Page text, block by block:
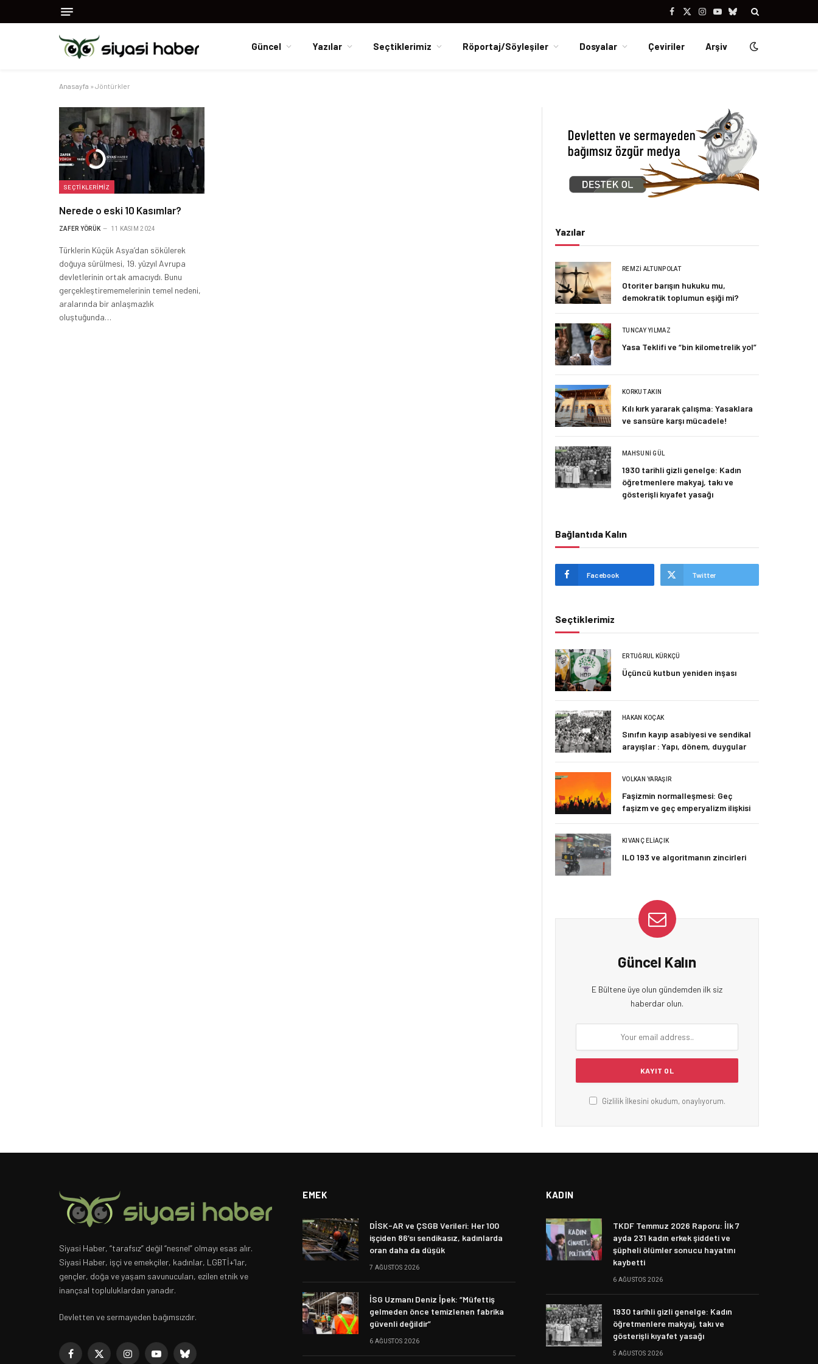
Facebook
X
Instagram
YouTubeBluesky
Güncel Yazılar Seçtiklerimiz Röportaj/Söyleşiler Dosyalar Çeviriler Arşiv
Anasayfa » Jöntürkler
SEÇTIKLERIMIZ
Nerede o eski 10 Kasımlar?
ZAFER YÖRÜK 11 KASIM 2024
Türklerin Küçük Asya’dan sökülerek
doğuya sürülmesi, 19. yüzyıl Avrupa
devletlerinin ortak amacıydı. Bunu
gerçekleştirememelerinin temel nedeni,
aralarında bir anlaşmazlık
oluştuğunda…
Yazılar
REMZI ALTUNPOLAT
Otoriter barışın hukuku mu,
demokratik toplumun eşiği mi?
TUNCAY YILMAZ
Yasa Teklifi ve “bin kilometrelik yol”
KORKUT AKIN
Kılı kırk yararak çalışma: Yasaklara
ve sansüre karşı mücadele!
MAHSUNI GÜL
1930 tarihli gizli genelge: Kadın
öğretmenlere makyaj, takı ve
gösterişli kıyafet yasağı
Bağlantıda Kalın
Facebook Twitter
Seçtiklerimiz
ERTUĞRUL KÜRKÇÜ
Üçüncü kutbun yeniden inşası
HAKAN KOÇAK
Sınıfın kayıp asabiyesi ve sendikal
arayışlar : Yapı, dönem, duygular
VOLKAN YARAŞIR
Faşizmin normalleşmesi: Geç
faşizm ve geç emperyalizm ilişkisi
KIVANÇ ELIAÇIK
ILO 193 ve algoritmanın zincirleri
Güncel Kalın
E Bültene üye olun gündemden ilk siz
haberdar olun.
Gizlilik İlkesini okudum, onaylıyorum.
Siyasi Haber, “tarafsız” değil “nesnel” olmayı esas alır.
Siyasi Haber, işçi ve emekçiler, kadınlar, LGBTİ+’lar,
gençler, doğa ve yaşam savunucuları, ezilen etnik ve
inançsal topluluklardan yanadır.
Devletten ve sermayeden bağımsızdır.
Facebook
X InstagramYouTubeBluesky
EMEK
DİSK-AR ve ÇSGB Verileri: Her 100
işçiden 86’sı sendikasız, kadınlarda
oran daha da düşük
7 AĞUSTOS 2026
İSG Uzmanı Deniz İpek: “Müfettiş
gelmeden önce temizlenen fabrika
güvenli değildir”
6 AĞUSTOS 2026
KADIN
TKDF Temmuz 2026 Raporu: İlk 7
ayda 231 kadın erkek şiddeti ve
şüpheli ölümler sonucu hayatını
kaybetti
6 AĞUSTOS 2026
1930 tarihli gizli genelge: Kadın
öğretmenlere makyaj, takı ve
gösterişli kıyafet yasağı
5 AĞUSTOS 2026